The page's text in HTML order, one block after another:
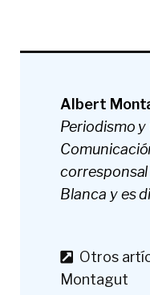
Albert
Periodismo y
corresponsal
Blanca y es
Otros
Montagut